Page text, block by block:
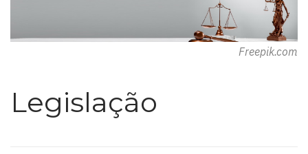
Freepik.com
Legislação